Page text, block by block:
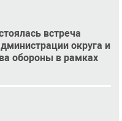
встреча
округа и
обороны в рамках